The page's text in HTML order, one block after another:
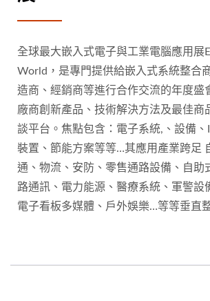
全球最大嵌入式電子與工業電腦應用展
World，是專門提供給嵌入式系統整合
造商、經銷商等進行合作交流的年度盛
廠商創新產品、技術解決方法及最佳商
談平台。焦點包含：電子系統,、設備、
裝置、節能方案等等…其應用產業跨足
通、物流、安防、零售通路設備、自助
路通訊、電力能源、醫療系統、軍警設
電子看板多媒體、戶外娛樂…等等垂直